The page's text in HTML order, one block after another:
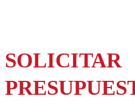
SOLICITAR